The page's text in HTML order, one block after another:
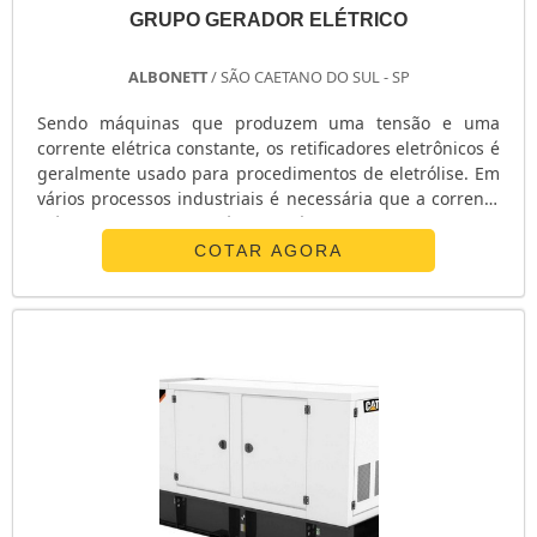
GERADOR 3000 WATTS
GERADOR 3 KVA PREÇO
GERADOR 2KVA
GERADOR 2KVA PREÇO
GERADOR 2KVA PARTIDA ELÉTRICA
GERADOR 250 KVA
GERADOR 24 HORAS
GRUPO GERADOR ELÉTRICO
ALBONETT/ SÃO CAETANO DO SUL - SP
Sendo máquinas que produzem uma tensão e uma
corrente elétrica constante, os retificadores eletrônicos é
geralmente usado para procedimentos de eletrólise. Em
vários processos industriais é necessária que a corrente
elétrica seja a mais estável possível para a produção dos
materiais, entretanto, a energia elétrica é fornecida
alternadamente. Podem ser divididos ainda em: -
Retificador de meia onda; - Retificador de onda contínua;
COTAR AGORA